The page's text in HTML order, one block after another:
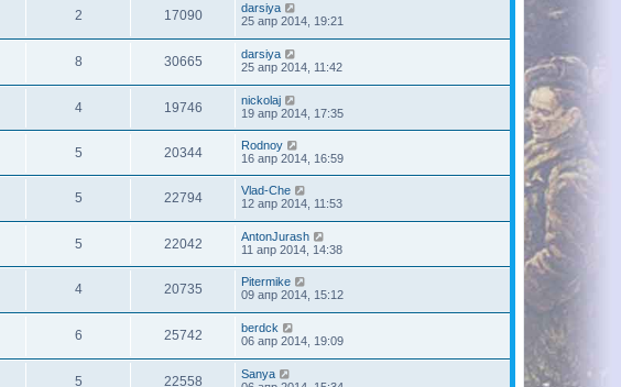
2 17090
darsiya
25 апр 2014, 19:21
8 30665
darsiya
25 апр 2014, 11:42
4 19746
nickolaj
19 апр 2014, 17:35
5 20344
Rodnoy
16 апр 2014, 16:59
5 22794
Vlad-Che
12 апр 2014, 11:53
5 22042
AntonJurash
11 апр 2014, 14:38
4 20735
Pitermike
09 апр 2014, 15:12
6 25742
berdck
06 апр 2014, 19:09
5 22558
Sanya